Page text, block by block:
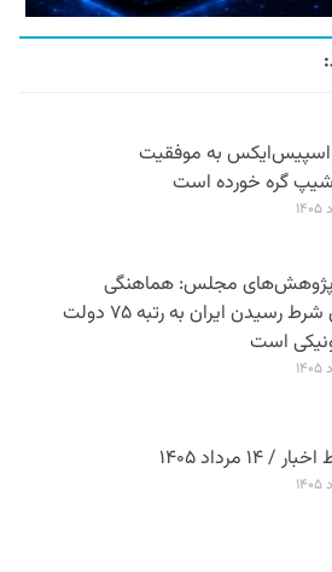
اسپیس‌ایکس به موفقیت
گره خورده است
پژوهش‌های مجلس: هماهنگی
نهادی شرط رسیدن ایران به رتبه ۷۵ دولت
است
/ ۱۴ مرداد ۱۴۰۵